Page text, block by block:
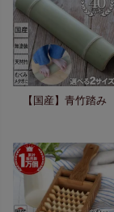
【国産】青竹踏み